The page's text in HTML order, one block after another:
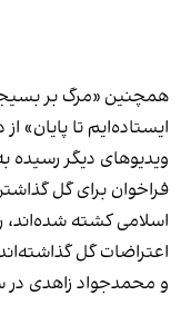
همچنین «مرگ بر
ایستاده‌ایم تا پایان»
ویدیوهای دیگر رسیده
فراخوان برای گل
اسلامی کشته شده‌اند،
اعتراضات گل
و محمدجواد زاهدی در